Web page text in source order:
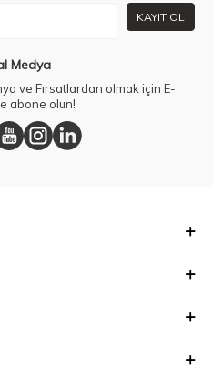
KAYIT OL
Medya
ve Fırsatlardan olmak için E-
abone olun!